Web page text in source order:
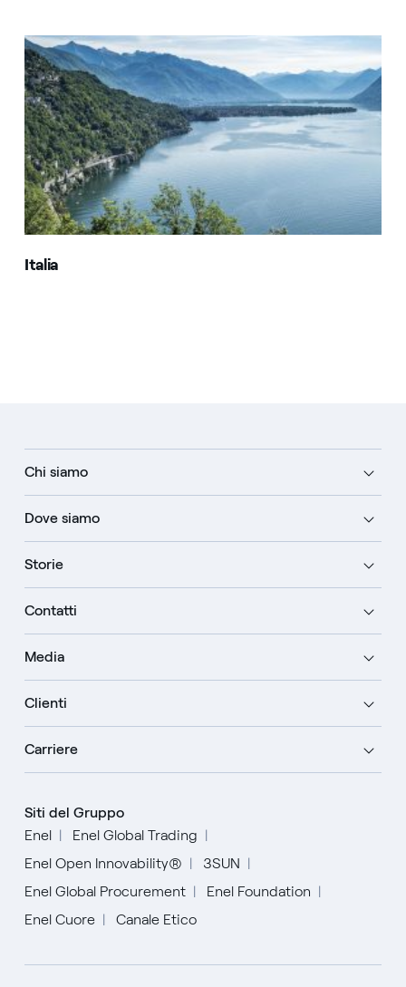
Italia
Chi siamo
Dove siamo
Storie
Contatti
Media
Clienti
Carriere
Siti del Gruppo
Enel
Enel Global Trading
Enel Open Innovability®
3SUN
Enel Global Procurement
Enel Foundation
Enel Cuore
Canale Etico